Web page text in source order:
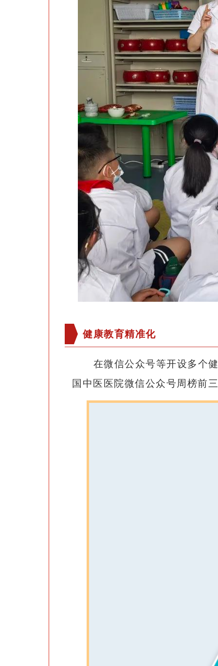
健康教育精准化
在微信公众号等开设多个
国中医医院微信公众号周榜前